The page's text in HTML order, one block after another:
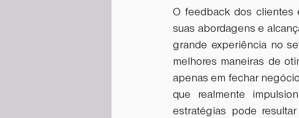
O feedback dos clientes
suas abordagens e
grande experiência no
melhores maneiras de
apenas em fechar
que realmente
estratégias pode